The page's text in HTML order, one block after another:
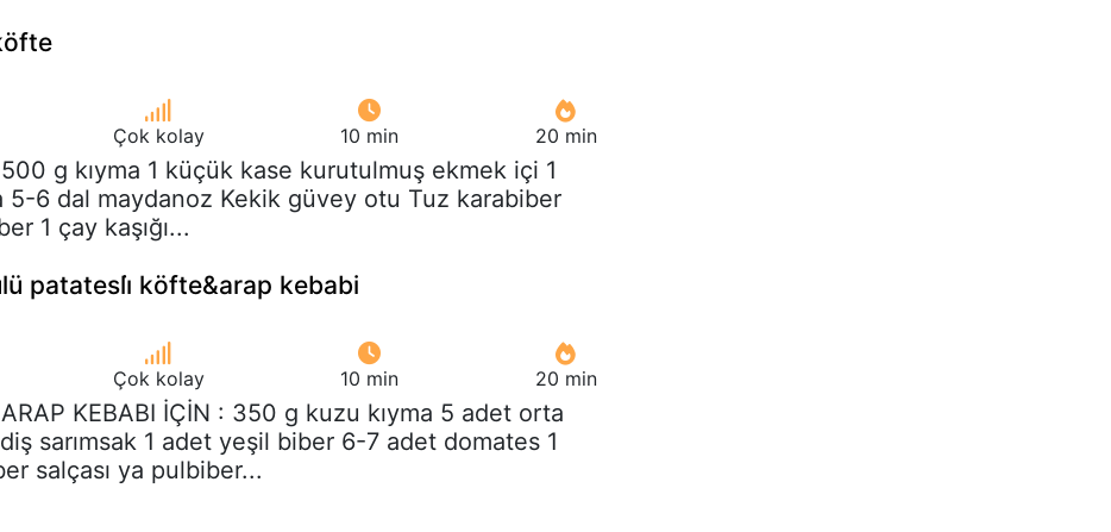
Çok kolay 10 min 20 min
g kıyma 1 küçük kase kurutulmuş ekmek içi 1
5-6 dal maydanoz Kekik güvey otu Tuz karabiber
1 çay kaşığı...
patatesli̇ köfte&arap kebabi
Çok kolay 10 min 20 min
KEBABI İÇİN : 350 g kuzu kıyma 5 adet orta
sarımsak 1 adet yeşil biber 6-7 adet domates 1
salçası ya pulbiber...